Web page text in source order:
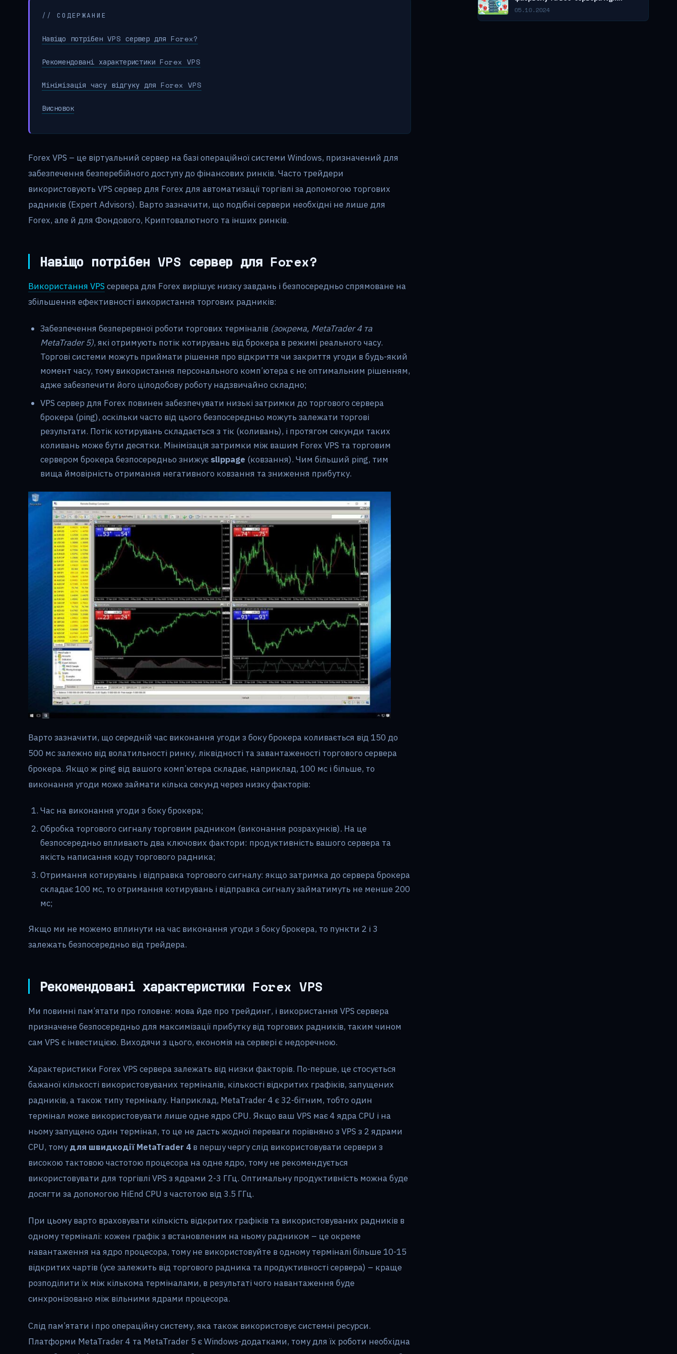
// СОДЕРЖАНИЕ
Навіщо потрібен VPS сервер для Forex?
Рекомендовані характеристики Forex VPS
Мінімізація часу відгуку для Forex VPS
Висновок
Forex VPS – це віртуальний сервер на базі операційної системи Windows, призначений для
забезпечення безперебійного доступу до фінансових ринків. Часто трейдери
використовують VPS сервер для Forex для автоматизації торгівлі за допомогою торгових
радників (Expert Advisors). Варто зазначити, що подібні сервери необхідні не лише для
Forex, але й для Фондового, Криптовалютного та інших ринків.
Навіщо потрібен VPS сервер для Forex?
Використання VPS сервера для Forex вирішує низку завдань і безпосередньо спрямоване на
збільшення ефективності використання торгових радників:
Забезпечення безперервної роботи торгових терміналів (зокрема, MetaTrader 4 та
MetaTrader 5), які отримують потік котирувань від брокера в режимі реального часу.
Торгові системи можуть приймати рішення про відкриття чи закриття угоди в будь-який
момент часу, тому використання персонального комп’ютера є не оптимальним рішенням,
адже забезпечити його цілодобову роботу надзвичайно складно;
VPS сервер для Forex повинен забезпечувати низькі затримки до торгового сервера
брокера (ping), оскільки часто від цього безпосередньо можуть залежати торгові
результати. Потік котирувань складається з тік (коливань), і протягом секунди таких
коливань може бути десятки. Мінімізація затримки між вашим Forex VPS та торговим
сервером брокера безпосередньо знижує slippage (ковзання). Чим більший ping, тим
вища ймовірність отримання негативного ковзання та зниження прибутку.
Варто зазначити, що середній час виконання угоди з боку брокера коливається від 150 до
500 мс залежно від волатильності ринку, ліквідності та завантаженості торгового сервера
брокера. Якщо ж ping від вашого комп’ютера складає, наприклад, 100 мс і більше, то
виконання угоди може займати кілька секунд через низку факторів:
Час на виконання угоди з боку брокера;
Обробка торгового сигналу торговим радником (виконання розрахунків). На це
безпосередньо впливають два ключових фактори: продуктивність вашого сервера та
якість написання коду торгового радника;
Отримання котирувань і відправка торгового сигналу: якщо затримка до сервера брокера
складає 100 мс, то отримання котирувань і відправка сигналу займатимуть не менше 200
мс;
Якщо ми не можемо вплинути на час виконання угоди з боку брокера, то пункти 2 і 3
залежать безпосередньо від трейдера.
Рекомендовані характеристики Forex VPS
Ми повинні пам’ятати про головне: мова йде про трейдинг, і використання VPS сервера
призначене безпосередньо для максимізації прибутку від торгових радників, таким чином
сам VPS є інвестицією. Виходячи з цього, економія на сервері є недоречною.
Характеристики Forex VPS сервера залежать від низки факторів. По-перше, це стосується
бажаної кількості використовуваних терміналів, кількості відкритих графіків, запущених
радників, а також типу терміналу. Наприклад, MetaTrader 4 є 32-бітним, тобто один
термінал може використовувати лише одне ядро CPU. Якщо ваш VPS має 4 ядра CPU і на
ньому запущено один термінал, то це не дасть жодної переваги порівняно з VPS з 2 ядрами
CPU, томудля швидкодії MetaTrader 4 в першу чергу слід використовувати сервери з
високою тактовою частотою процесора на одне ядро, тому не рекомендується
використовувати для торгівлі VPS з ядрами 2-3 ГГц. Оптимальну продуктивність можна буде
досягти за допомогою HiEnd CPU з частотою від 3.5 ГГц.
При цьому варто враховувати кількість відкритих графіків та використовуваних радників в
одному терміналі: кожен графік з встановленим на ньому радником – це окреме
навантаження на ядро процесора, тому не використовуйте в одному терміналі більше 10-15
відкритих чартів (усе залежить від торгового радника та продуктивності сервера) – краще
розподілити їх між кількома терміналами, в результаті чого навантаження буде
синхронізовано між вільними ядрами процесора.
Слід пам’ятати і про операційну систему, яка також використовує системні ресурси.
Платформи MetaTrader 4 та MetaTrader 5 є Windows-додатками, тому для їх роботи необхідна
05.10.2024